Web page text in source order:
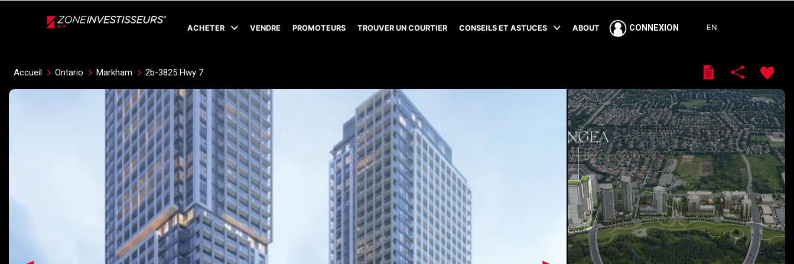
ACHETER VENDRE PROMOTEURS TROUVER UN COURTIER CONSEILS ET ASTUCES ABOUT CONNEXION EN
Accueil Ontario Markham 2b-3825 Hwy 7